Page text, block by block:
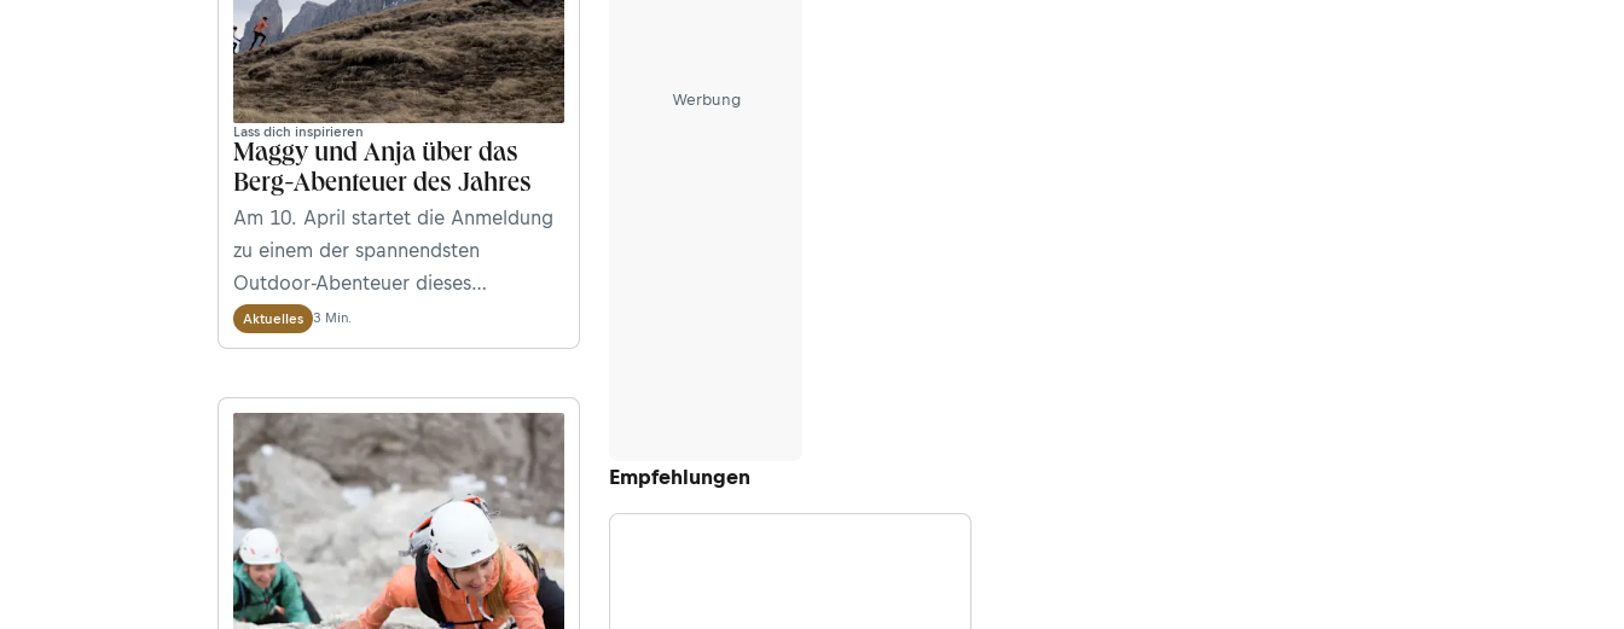
Werbung
Empfehlungen
Lass dich inspirieren
Maggy und Anja über das
Berg-Abenteuer des Jahres
Am 10. April startet die Anmeldung
zu einem der spannendsten
Outdoor-Abenteuer dieses
Sommers. Beim viertägigen Adidas
Terrex Mountain Project in den
mit einem gemeinsamen Ziel auf –
Fortbewegung und Route bleiben
aber ganz ihnen überlassen. Die
Bloggerinnen und Bergwelten-
Autorinnen Maggy und Anja sind
dabei – wir begleiten sie bei den
Vorbereitungen!
Aktuelles 3 Min.